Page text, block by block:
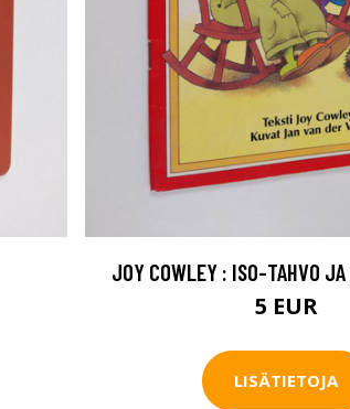
JOY COWLEY : ISO-TAHVO
5 EUR
LISÄTIETOJA